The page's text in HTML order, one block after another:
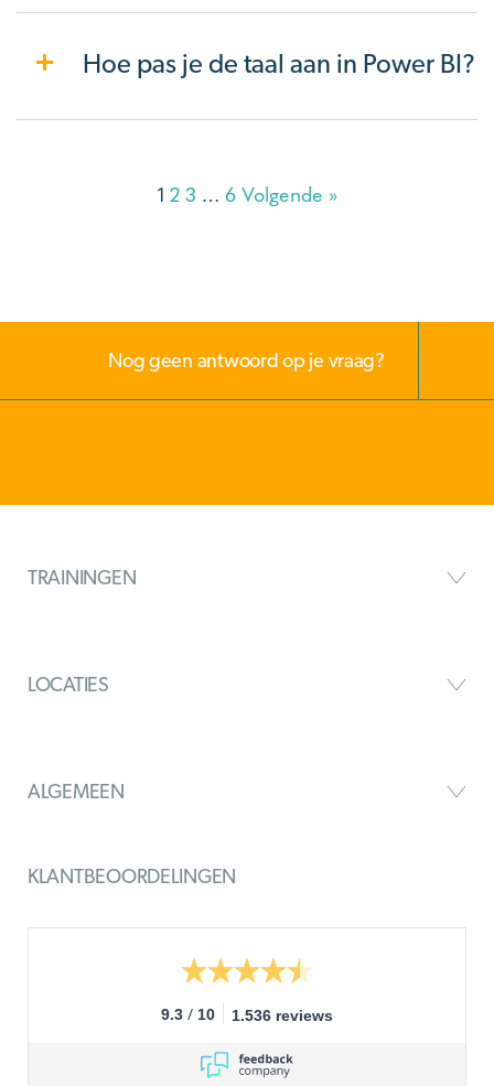
Hoe pas je de taal aan in Power BI?
1 2 3 … 6 Volgende »
Nog geen antwoord op je vraag?
TRAININGEN
LOCATIES
ALGEMEEN
KLANTBEOORDELINGEN
9.3 / 10 1.536 reviews